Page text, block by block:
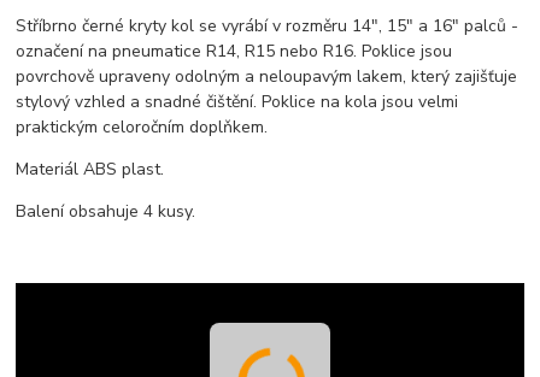
Stříbrno černé kryty kol se vyrábí v rozměru 14", 15" a 16" palců -
označení na pneumatice R14, R15 nebo R16. Poklice jsou
povrchově upraveny odolným a neloupavým lakem, který zajišťuje
stylový vzhled a snadné čištění. Poklice na kola jsou velmi
praktickým celoročním doplňkem.
Materiál ABS plast.
Balení obsahuje 4 kusy.